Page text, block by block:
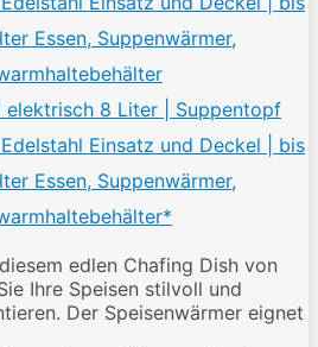
elektrisch 8 Liter | Suppentopf
Einsatz und Deckel | bis
Essen, Suppenwärmer,
edlen Chafing Dish von
Ihre Speisen stilvoll und
Der Speisenwärmer eignet